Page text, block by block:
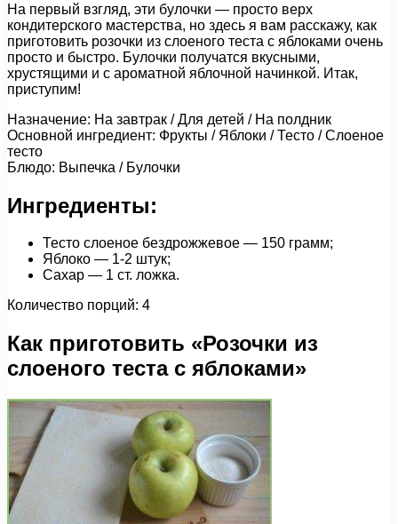
На первый взгляд, эти булочки — просто верх
кондитерского мастерства, но здесь я вам расскажу, как
приготовить розочки из слоеного теста с яблоками очень
просто и быстро. Булочки получатся вкусными,
хрустящими и с ароматной яблочной начинкой. Итак,
приступим!
Назначение: На завтрак / Для детей / На полдник
Основной ингредиент: Фрукты / Яблоки / Тесто / Слоеное
тесто
Блюдо: Выпечка / Булочки
Ингредиенты:
Тесто слоеное бездрожжевое — 150 грамм;
Яблоко — 1-2 штук;
Сахар — 1 ст. ложка.
Количество порций: 4
Как приготовить «Розочки из
слоеного теста с яблоками»